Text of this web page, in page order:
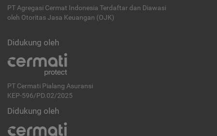
PT Agregasi Cermat Indonesia Terdaftar dan Diawasi
oleh Otoritas Jasa Keuangan (OJK)
Didukung oleh
PT Cermati Pialang Asuransi
KEP-596/PD.02/2025
Didukung oleh